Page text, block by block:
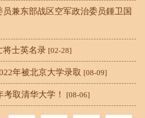
兼东部战区空军政治委员鍾卫国
将士英名录 [02-28]
年被北京大学录取 [08-09]
取清华大学！ [08-06]